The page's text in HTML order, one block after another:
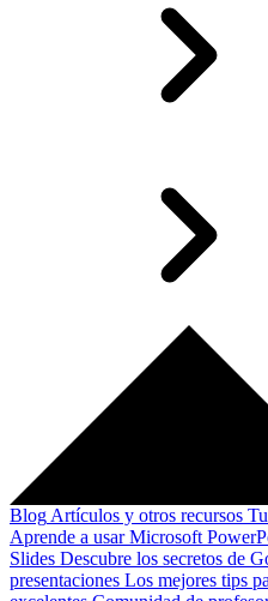
Blog Artículos y otros recursos
Aprende a usar Microsoft
Slides Descubre los secretos de
presentaciones Los mejores tips